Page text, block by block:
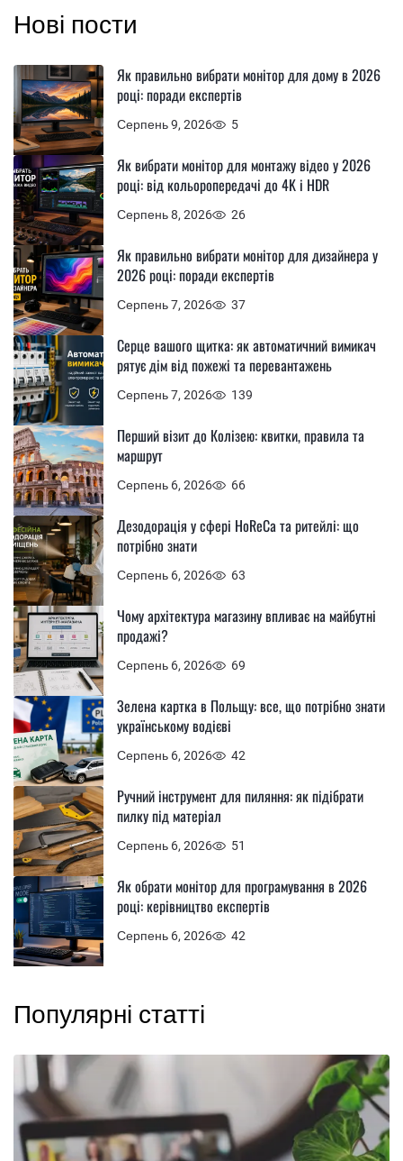
Нові пости
Серпень 9, 2026 5
Як правильно вибрати монітор для дому в 2026
році: поради експертів
Серпень 8, 2026 26
Як вибрати монітор для монтажу відео у 2026
році: від кольоропередачі до 4K і HDR
Серпень 7, 2026 37
Як правильно вибрати монітор для дизайнера у
2026 році: поради експертів
Серпень 7, 2026 139
Серце вашого щитка: як автоматичний вимикач
рятує дім від пожежі та перевантажень
Серпень 6, 2026 66
Перший візит до Колізею: квитки, правила та
маршрут
Серпень 6, 2026 63
Дезодорація у сфері HoReCa та ритейлі: що
потрібно знати
Серпень 6, 2026 69
Чому архітектура магазину впливає на майбутні
продажі?
Серпень 6, 2026 42
Зелена картка в Польщу: все, що потрібно знати
українському водієві
Серпень 6, 2026 51
Ручний інструмент для пиляння: як підібрати
пилку під матеріал
Серпень 6, 2026 42
Як обрати монітор для програмування в 2026
році: керівництво експертів
Популярні статті